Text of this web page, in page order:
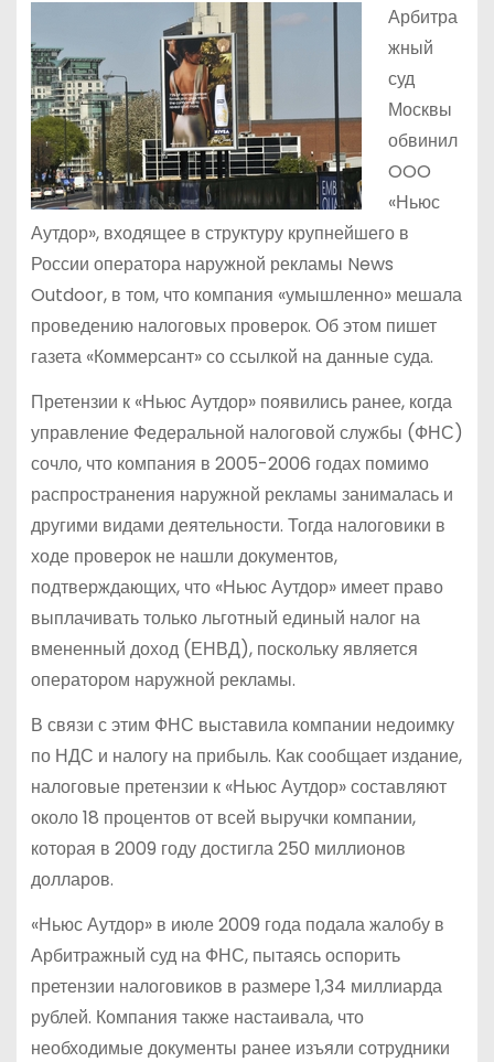
Арбитра
жный
суд
Москвы
обвинил
OOO
«Ньюс
Аутдор», входящее в структуру крупнейшего в
России оператора наружной рекламы News
Outdoor, в том, что компания «умышленно» мешала
проведению налоговых проверок. Об этом пишет
газета «Коммерсант» со ссылкой на данные суда.
Претензии к «Ньюс Аутдор» появились ранее, когда
управление Федеральной налоговой службы (ФНС)
сочло, что компания в 2005-2006 годах помимо
распространения наружной рекламы занималась и
другими видами деятельности. Тогда налоговики в
ходе проверок не нашли документов,
подтверждающих, что «Ньюс Аутдор» имеет право
выплачивать только льготный единый налог на
вмененный доход (ЕНВД), поскольку является
оператором наружной рекламы.
В связи с этим ФНС выставила компании недоимку
по НДС и налогу на прибыль. Как сообщает издание,
налоговые претензии к «Ньюс Аутдор» составляют
около 18 процентов от всей выручки компании,
которая в 2009 году достигла 250 миллионов
долларов.
«Ньюс Аутдор» в июле 2009 года подала жалобу в
Арбитражный суд на ФНС, пытаясь оспорить
претензии налоговиков в размере 1,34 миллиарда
рублей. Компания также настаивала, что
необходимые документы ранее изъяли сотрудники